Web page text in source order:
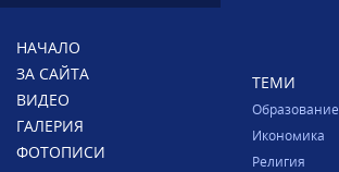
НАЧАЛО
ЗА САЙТА
ВИДЕО
ГАЛЕРИЯ
ФОТОПИСИ
ТЕМИ
Образование
Икономика
Религия